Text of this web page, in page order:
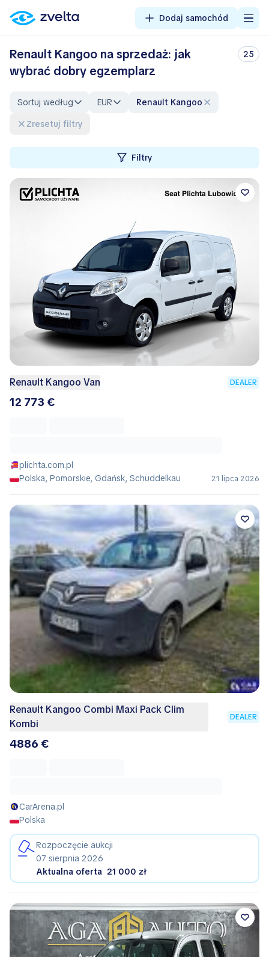
Dodaj samochód
Renault Kangoo na sprzedaż: jak
wybrać dobry egzemplarz
25
Sortuj według EUR
Renault Kangoo
Zresetuj filtry
Filtry
Renault Kangoo Van DEALER
12 773 €
plichta.com.pl
Polska, Pomorskie, Gdańsk, Schüddelkau
21 lipca 2026
Renault Kangoo Combi Maxi Pack Clim
Kombi
DEALER
4886 €
CarArena.pl
Polska
Rozpoczęcie aukcji
07 sierpnia 2026
Aktualna oferta 21 000 zł